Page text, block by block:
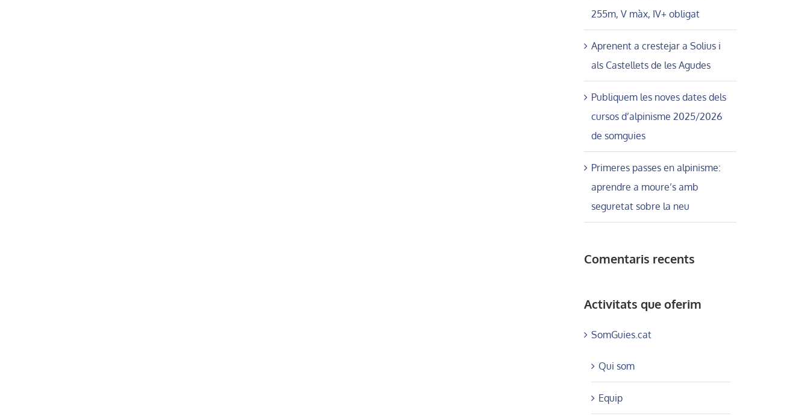
255m, V màx, IV+ obligat
Aprenent a crestejar a Solius i
als Castellets de les Agudes
Publiquem les noves dates dels
cursos d’alpinisme 2025/2026
de somguies
Primeres passes en alpinisme:
aprendre a moure’s amb
seguretat sobre la neu
Comentaris recents
Activitats que oferim
SomGuies.cat
Qui som
Equip